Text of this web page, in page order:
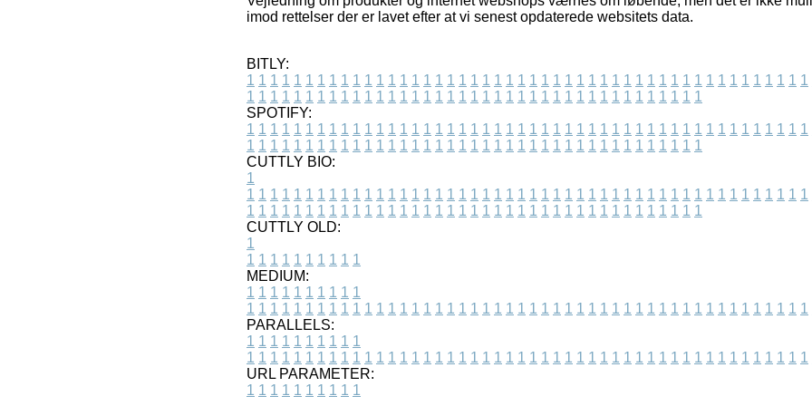
imod rettelser der er lavet efter at vi senest opdaterede websitets data.
BITLY:
1 1 1 1 1 1 1 1 1 1 1 1 1 1 1 1 1 1 1 1 1 1 1 1 1 1 1 1 1 1 1 1 1 1 1 1 1 1 1 1 1 1 1 1 1 1 1 1
1 1 1 1 1 1 1 1 1 1 1 1 1 1 1 1 1 1 1 1 1 1 1 1 1 1 1 1 1 1 1 1 1 1 1 1 1 1 1
SPOTIFY:
1 1 1 1 1 1 1 1 1 1 1 1 1 1 1 1 1 1 1 1 1 1 1 1 1 1 1 1 1 1 1 1 1 1 1 1 1 1 1 1 1 1 1 1 1 1 1 1
1 1 1 1 1 1 1 1 1 1 1 1 1 1 1 1 1 1 1 1 1 1 1 1 1 1 1 1 1 1 1 1 1 1 1 1 1 1 1
CUTTLY BIO:
1
1 1 1 1 1 1 1 1 1 1 1 1 1 1 1 1 1 1 1 1 1 1 1 1 1 1 1 1 1 1 1 1 1 1 1 1 1 1 1 1 1 1 1 1 1 1 1 1
1 1 1 1 1 1 1 1 1 1 1 1 1 1 1 1 1 1 1 1 1 1 1 1 1 1 1 1 1 1 1 1 1 1 1 1 1 1 1
CUTTLY OLD:
1
1 1 1 1 1 1 1 1 1 1
MEDIUM:
1 1 1 1 1 1 1 1 1 1
1 1 1 1 1 1 1 1 1 1 1 1 1 1 1 1 1 1 1 1 1 1 1 1 1 1 1 1 1 1 1 1 1 1 1 1 1 1 1 1 1 1 1 1 1 1 1 1
PARALLELS:
1 1 1 1 1 1 1 1 1 1
1 1 1 1 1 1 1 1 1 1 1 1 1 1 1 1 1 1 1 1 1 1 1 1 1 1 1 1 1 1 1 1 1 1 1 1 1 1 1 1 1 1 1 1 1 1 1 1
URL PARAMETER:
1 1 1 1 1 1 1 1 1 1